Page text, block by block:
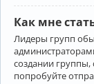
Как мне
Лидеры групп
создании группы,
попробуйте